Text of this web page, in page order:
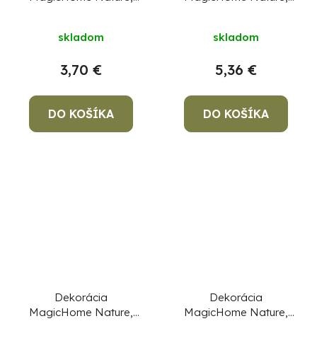
cm
skladom
3,70 €
DO KOŠÍKA
skladom
5,36 €
DO KOŠÍKA
Dekorácia
MagicHome Nature,
Dekorácia
MagicHome Nature,